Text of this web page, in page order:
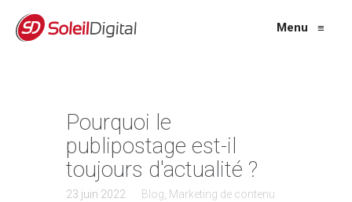
Menu ≡
Pourquoi le
publipostage est-il
toujours d'actualité ?
23 juin 2022 Blog Marketing de contenu